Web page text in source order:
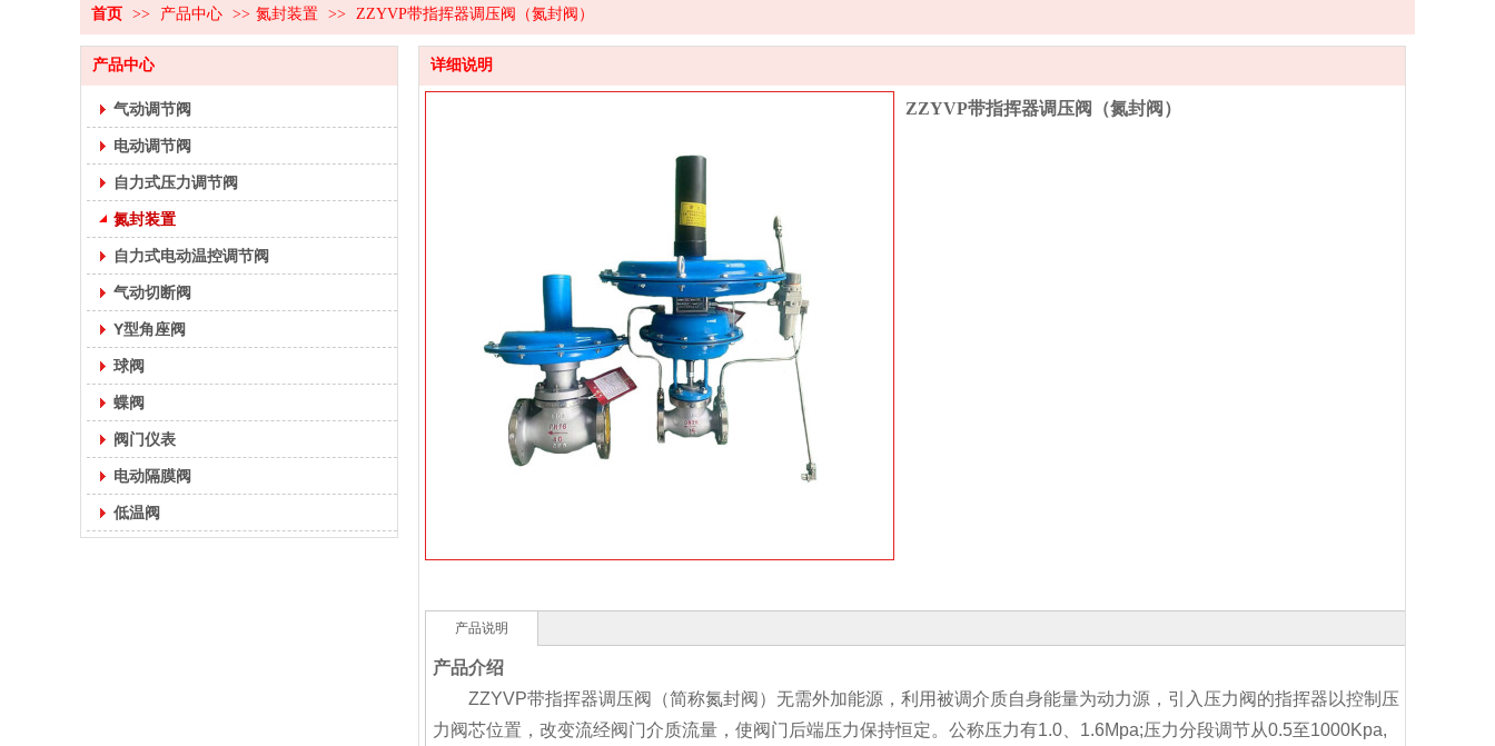
首页 >> 产品中心 >> 氮封装置 >> ZZYVP带指挥器调压阀（氮封阀）
产品中心
气动调节阀
电动调节阀
自力式压力调节阀
氮封装置
自力式电动温控调节阀
气动切断阀
Y型角座阀
球阀
蝶阀
阀门仪表
电动隔膜阀
低温阀
详细说明
ZZYVP带指挥器调压阀（氮封阀）
产品说明
产品介绍
ZZYVP带指挥器调压阀（简称氮封阀）无需外加能源，利用被调介质自身能量为动力源，引入压力阀的指挥器以控制压
力阀芯位置，改变流经阀门介质流量，使阀门后端压力保持恒定。公称压力有1.0、1.6Mpa;压力分段调节从0.5至1000Kpa,